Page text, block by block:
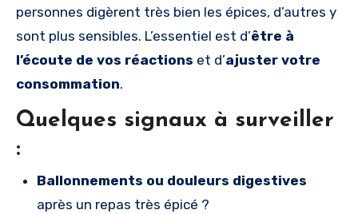
personnes digèrent très bien les épices, d’autres y
sont plus sensibles. L’essentiel est d’être à
l’écoute de vos réactions et d’ajuster votre
consommation.
Quelques signaux à surveiller
:
Ballonnements ou douleurs digestives
après un repas très épicé ?